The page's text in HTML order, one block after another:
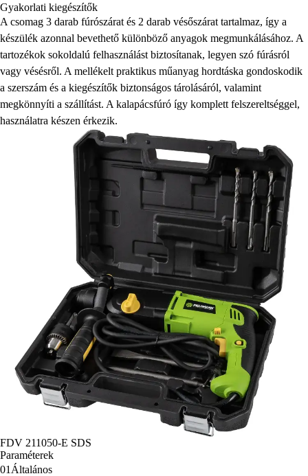
Gyakorlati kiegészítők
A csomag 3 darab fúrószárat és 2 darab vésőszárat tartalmaz, így a
készülék azonnal bevethető különböző anyagok megmunkálásához. A
tartozékok sokoldalú felhasználást biztosítanak, legyen szó fúrásról
vagy vésésről. A mellékelt praktikus műanyag hordtáska gondoskodik
a szerszám és a kiegészítők biztonságos tárolásáról, valamint
megkönnyíti a szállítást. A kalapácsfúró így komplett felszereltséggel,
használatra készen érkezik.
FDV 211050-E SDS
Paraméterek
01 Általános